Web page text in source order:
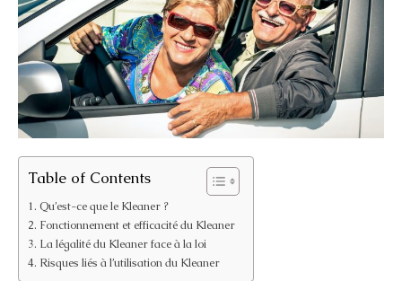
Table of Contents
Qu’est-ce que le Kleaner ?
Fonctionnement et efficacité du Kleaner
La légalité du Kleaner face à la loi
Risques liés à l’utilisation du Kleaner